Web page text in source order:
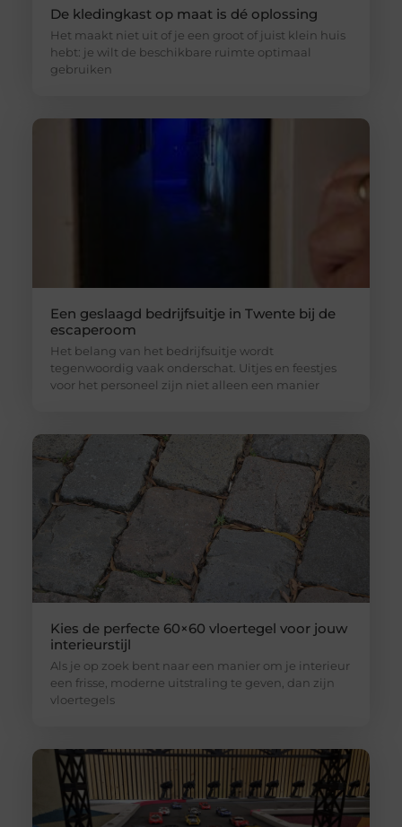
De kledingkast op maat is dé oplossing
Het maakt niet uit of je een groot of juist klein huis
hebt: je wilt de beschikbare ruimte optimaal
gebruiken
Een geslaagd bedrijfsuitje in Twente bij de
escaperoom
Het belang van het bedrijfsuitje wordt
tegenwoordig vaak onderschat. Uitjes en feestjes
voor het personeel zijn niet alleen een manier
Kies de perfecte 60×60 vloertegel voor jouw
interieurstijl
Als je op zoek bent naar een manier om je interieur
een frisse, moderne uitstraling te geven, dan zijn
vloertegels